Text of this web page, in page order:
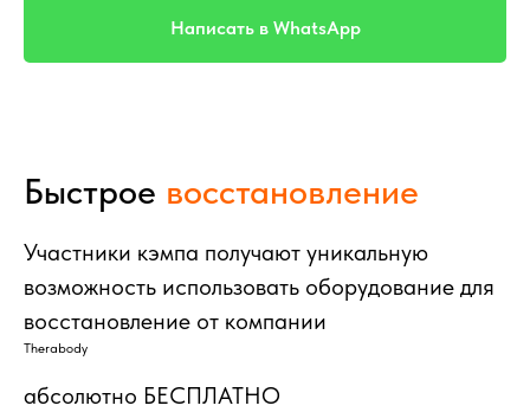
Написать в WhatsApp
Быстрое восстановление
Участники кэмпа получают уникальную
возможность использовать оборудование для
восстановление от компании
Therabody
абсолютно БЕСПЛАТНО